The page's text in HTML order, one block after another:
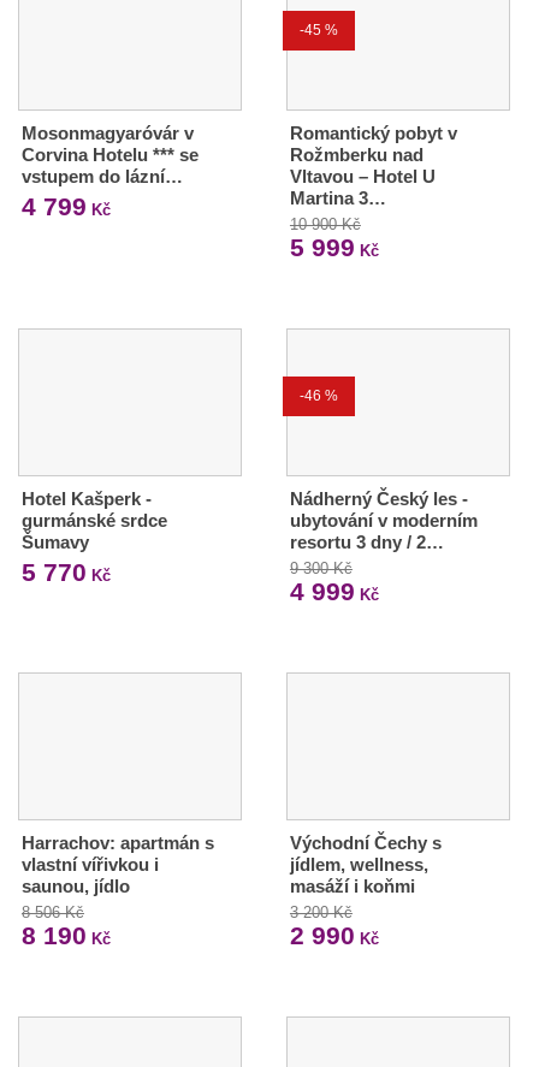
Mosonmagyaróvár v
Corvina Hotelu *** se
vstupem do lázní…
4 799 Kč
-45 %
Romantický pobyt v
Rožmberku nad
Vltavou – Hotel U
Martina 3…
10 900 Kč
5 999 Kč
Hotel Kašperk -
gurmánské srdce
Šumavy
5 770 Kč
-46 %
Nádherný Český les -
ubytování v moderním
resortu 3 dny / 2…
9 300 Kč
4 999 Kč
Harrachov: apartmán s
vlastní vířivkou i
saunou, jídlo
8 506 Kč
8 190 Kč
Východní Čechy s
jídlem, wellness,
masáží i koňmi
3 200 Kč
2 990 Kč